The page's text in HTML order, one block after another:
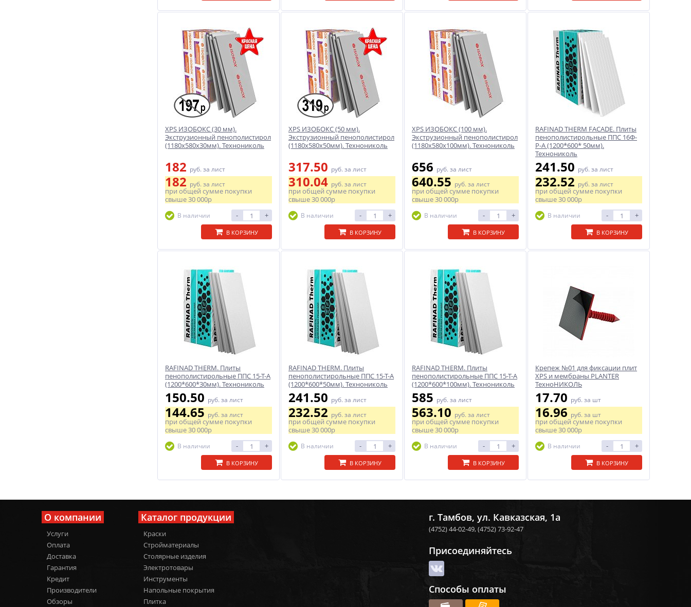
XPS ИЗОБОКС (30 мм).
Экструзионный пенополистирол
(1180х580х30мм). Технониколь
182 руб. за лист
182руб. за лист
при общей сумме покупки
свыше30 000р
В наличии - +
В КОРЗИНУ
XPS ИЗОБОКС (50 мм).
Экструзионный пенополистирол
(1180х580х50мм). Технониколь
317.50 руб. за лист
310.04руб. за лист
при общей сумме покупки
свыше30 000р
В наличии - +
В КОРЗИНУ
XPS ИЗОБОКС (100 мм).
Экструзионный пенополистирол
(1180х580х100мм). Технониколь
656 руб. за лист
640.55руб. за лист
при общей сумме покупки
свыше30 000р
В наличии - +
В КОРЗИНУ
RAFINAD THERM FACADE. Плиты
пенополистирольные ППС 16Ф-
Р-А (1200*600* 50мм).
Технониколь
241.50 руб. за лист
232.52руб. за лист
при общей сумме покупки
свыше30 000р
В наличии - +
В КОРЗИНУ
RAFINAD THERM. Плиты
пенополистирольные ППС 15-Т-А
(1200*600*30мм). Технониколь
150.50 руб. за лист
144.65руб. за лист
при общей сумме покупки
свыше30 000р
В наличии - +
В КОРЗИНУ
RAFINAD THERM. Плиты
пенополистирольные ППС 15-Т-А
(1200*600*50мм). Технониколь
241.50 руб. за лист
232.52руб. за лист
при общей сумме покупки
свыше30 000р
В наличии - +
В КОРЗИНУ
RAFINAD THERM. Плиты
пенополистирольные ППС 15-Т-А
(1200*600*100мм). Технониколь
585 руб. за лист
563.10руб. за лист
при общей сумме покупки
свыше30 000р
В наличии - +
В КОРЗИНУ
Крепеж №01 для фиксации плит
XPS и мембраны PLANTER
ТехноНИКОЛЬ
17.70 руб. за шт
16.96руб. за шт
при общей сумме покупки
свыше30 000р
В наличии - +
В КОРЗИНУ
О компании
Услуги
Оплата
Доставка
Гарантия
Кредит
Производители
Обзоры
Каталог продукции
Краски
Стройматериалы
Столярные изделия
Электротовары
Инструменты
Напольные покрытия
Плитка
г. Тамбов, ул. Кавказская, 1а
(4752) 44-02-49,(4752) 73-92-47
Присоединяйтесь
Способы оплаты